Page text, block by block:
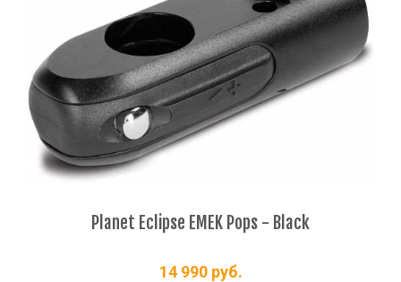
Planet Eclipse EMEK Pops - Black
14 990руб.